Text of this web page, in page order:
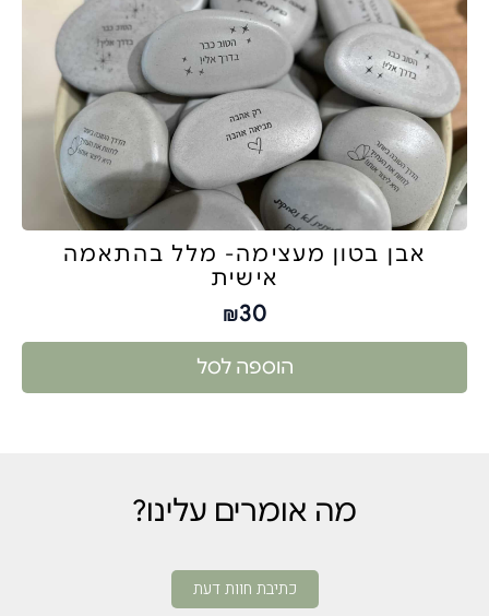
אבן בטון מעצימה- מלל בהתאמה
אישית
₪30
הוספה לסל
מה אומרים עלינו?
כתיבת חוות דעת